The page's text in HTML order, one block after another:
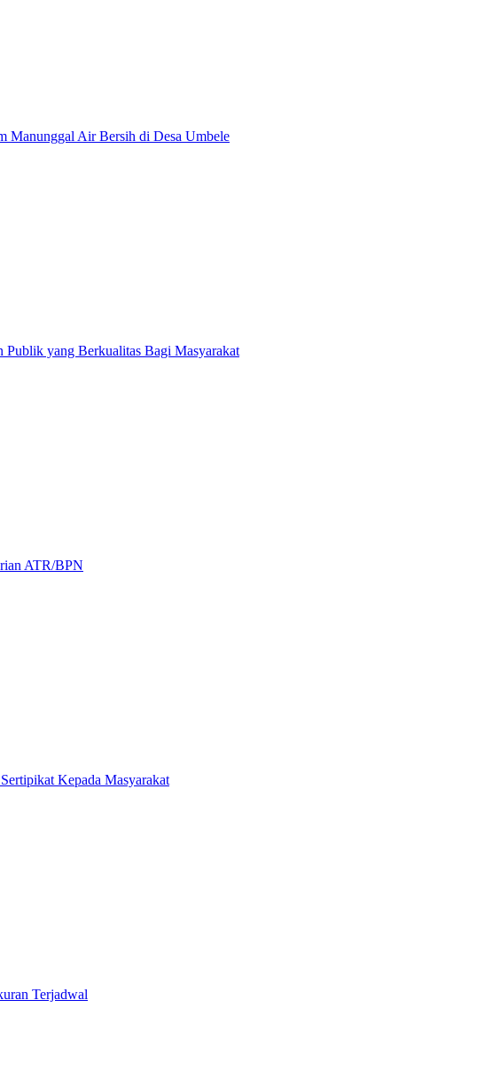
Manunggal Air Bersih di Desa Umbele
yang Berkualitas Bagi Masyarakat
ATR/BPN
Kepada Masyarakat
Terjadwal